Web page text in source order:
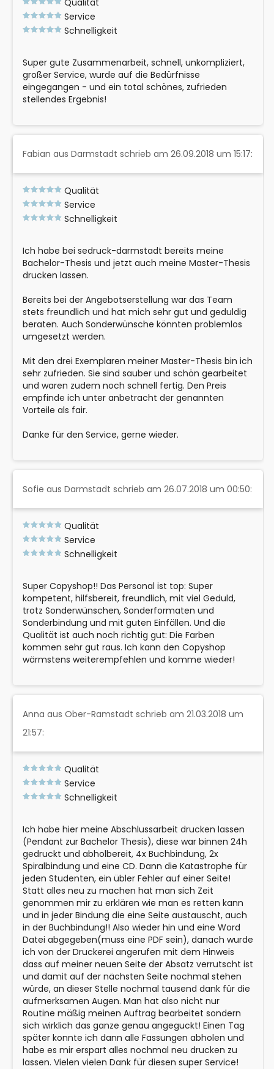
Qualität
Service
Schnelligkeit
Super gute Zusammenarbeit, schnell, unkompliziert,
großer Service, wurde auf die Bedürfnisse
eingegangen - und ein total schönes, zufrieden
stellendes Ergebnis!
Fabian aus Darmstadt schrieb am 26.09.2018 um 15:17:
Qualität
Service
Schnelligkeit
Ich habe bei sedruck-darmstadt bereits meine
Bachelor-Thesis und jetzt auch meine Master-Thesis
drucken lassen.
Bereits bei der Angebotserstellung war das Team
stets freundlich und hat mich sehr gut und geduldig
beraten. Auch Sonderwünsche könnten problemlos
umgesetzt werden.
Mit den drei Exemplaren meiner Master-Thesis bin ich
sehr zufrieden. Sie sind sauber und schön gearbeitet
und waren zudem noch schnell fertig. Den Preis
empfinde ich unter anbetracht der genannten
Vorteile als fair.
Danke für den Service, gerne wieder.
Sofie aus Darmstadt schrieb am 26.07.2018 um 00:50:
Qualität
Service
Schnelligkeit
Super Copyshop!! Das Personal ist top: Super
kompetent, hilfsbereit, freundlich, mit viel Geduld,
trotz Sonderwünschen, Sonderformaten und
Sonderbindung und mit guten Einfällen. Und die
Qualität ist auch noch richtig gut: Die Farben
kommen sehr gut raus. Ich kann den Copyshop
wärmstens weiterempfehlen und komme wieder!
Anna aus Ober-Ramstadt schrieb am 21.03.2018 um
21:57:
Qualität
Service
Schnelligkeit
Ich habe hier meine Abschlussarbeit drucken lassen
(Pendant zur Bachelor Thesis), diese war binnen 24h
gedruckt und abholbereit, 4x Buchbindung, 2x
Spiralbindung und eine CD. Dann die Katastrophe für
jeden Studenten, ein übler Fehler auf einer Seite!
Statt alles neu zu machen hat man sich Zeit
genommen mir zu erklären wie man es retten kann
und in jeder Bindung die eine Seite austauscht, auch
in der Buchbindung!! Also wieder hin und eine Word
Datei abgegeben(muss eine PDF sein), danach wurde
ich von der Druckerei angerufen mit dem Hinweis
dass auf meiner neuen Seite der Absatz verrutscht ist
und damit auf der nächsten Seite nochmal stehen
würde, an dieser Stelle nochmal tausend dank für die
aufmerksamen Augen. Man hat also nicht nur
Routine mäßig meinen Auftrag bearbeitet sondern
sich wirklich das ganze genau angeguckt! Einen Tag
später konnte ich dann alle Fassungen abholen und
habe es mir erspart alles nochmal neu drucken zu
lassen. Vielen vielen Dank für diesen super Service!